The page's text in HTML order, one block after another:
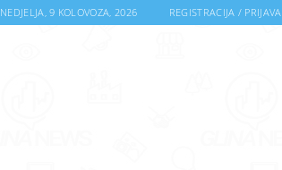
NEDJELJA, 9 KOLOVOZA, 2026 REGISTRACIJA / PRIJAVA